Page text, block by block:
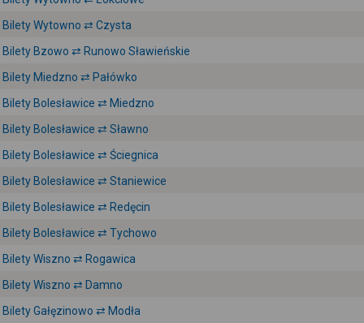
Bilety Wytowno ⇄ Czysta
Bilety Bzowo ⇄ Runowo Sławieńskie
Bilety Miedzno ⇄ Pałówko
Bilety Bolesławice ⇄ Miedzno
Bilety Bolesławice ⇄ Sławno
Bilety Bolesławice ⇄ Ściegnica
Bilety Bolesławice ⇄ Staniewice
Bilety Bolesławice ⇄ Redęcin
Bilety Bolesławice ⇄ Tychowo
Bilety Wiszno ⇄ Rogawica
Bilety Wiszno ⇄ Damno
Bilety Gałęzinowo ⇄ Modła